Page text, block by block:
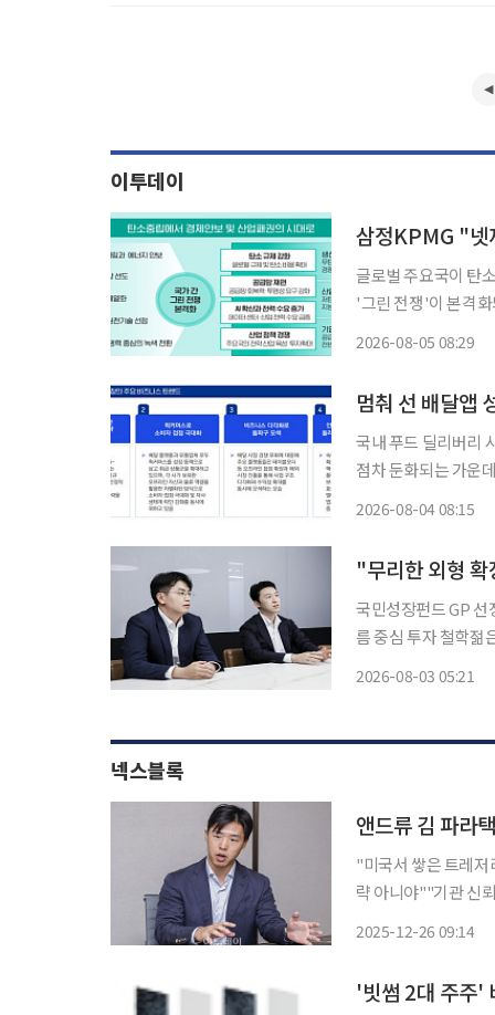
이투데이
삼정KPMG "넷
글로벌 주요국이 탄
'그린 전쟁'이 본격
2026-08-05 08:29
멈춰 선 배달앱
국내 푸드 딜리버리
점차 둔화되는 가운
2026-08-04 08:15
국민성장펀드 GP
름 중심 투자 철학젊은
2026-08-03 05:21
넥스블록
앤드류 김 파라
"미국서 쌓은 트레
략 아니야""기관 신뢰 가능한 트
2025-12-26 09:14
'빗썸 2대 주주'